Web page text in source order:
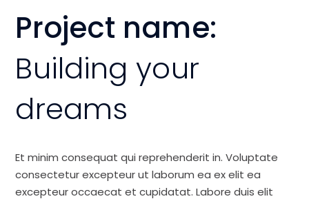
Project name:
Building your
dreams
Et minim consequat qui reprehenderit in. Voluptate
consectetur excepteur ut laborum ea ex elit ea
excepteur occaecat et cupidatat. Labore duis elit